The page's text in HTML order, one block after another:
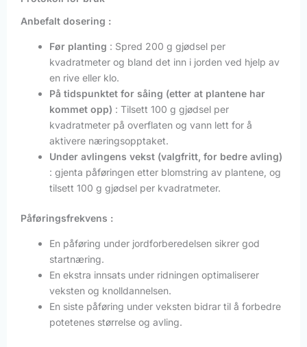
Anbefalt dosering :
Før planting : Spred 200 g gjødsel per
kvadratmeter og bland det inn i jorden ved hjelp av
en rive eller klo.
På tidspunktet for såing (etter at plantene har
kommet opp) : Tilsett 100 g gjødsel per
kvadratmeter på overflaten og vann lett for å
aktivere næringsopptaket.
Under avlingens vekst (valgfritt, for bedre avling)
: gjenta påføringen etter blomstring av plantene, og
tilsett 100 g gjødsel per kvadratmeter.
Påføringsfrekvens :
En påføring under jordforberedelsen sikrer god
startnæring.
En ekstra innsats under ridningen optimaliserer
veksten og knolldannelsen.
En siste påføring under veksten bidrar til å forbedre
potetenes størrelse og avling.